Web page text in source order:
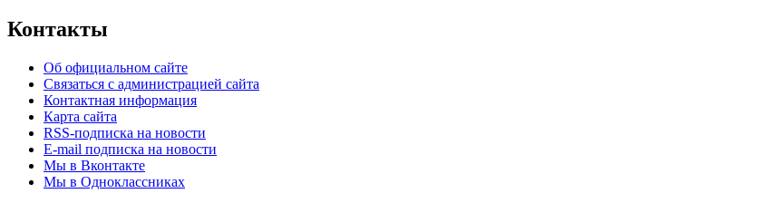
Контакты
Об официальном сайте
Связаться с администрацией сайта
Контактная информация
Карта сайта
RSS-подписка на новости
E-mail подписка на новости
Мы в Вконтакте
Мы в Одноклассниках